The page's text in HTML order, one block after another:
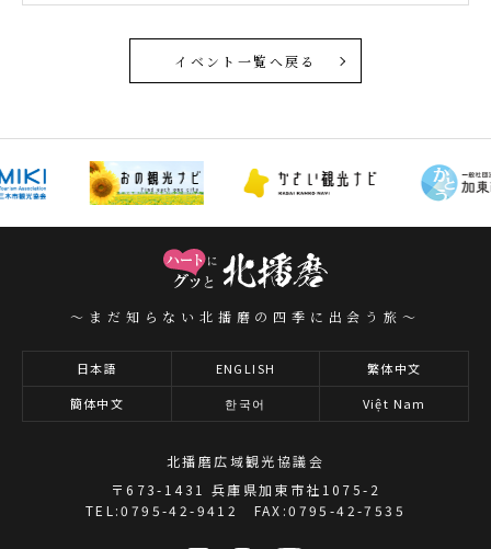
イベント一覧へ戻る
～まだ知らない北播磨の四季に出会う旅～
日本語 ENGLISH
繁体中文
簡体中文
한국어 Việt Nam
北播磨広域観光協議会
〒673-1431 兵庫県加東市社1075-2
TEL:0795-42-9412 FAX:0795-42-7535